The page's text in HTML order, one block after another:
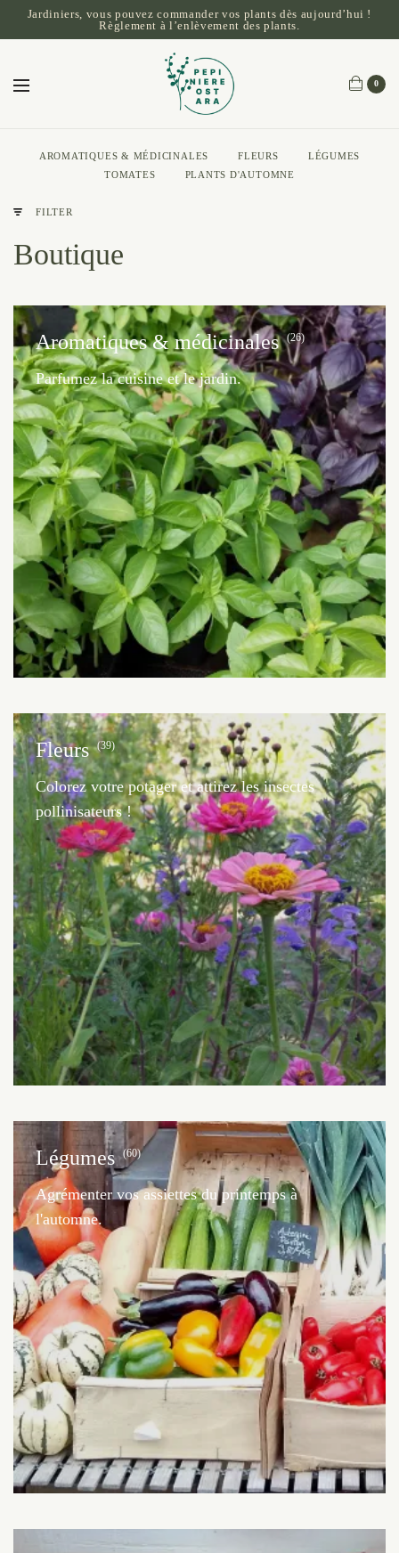
Jardiniers, vous pouvez commander vos plants dès aujourd’hui !
Règlement à l’enlèvement des plants.
0
FILTER
AROMATIQUES & MÉDICINALES FLEURS
LÉGUMES
TOMATES
PLANTS D'AUTOMNE
Boutique
Aromatiques & médicinales (26)
Parfumez la cuisine et le jardin.
Fleurs (39)
Colorez votre potager et attirez les insectes
pollinisateurs !
Légumes (60)
Agrémenter vos assiettes du printemps à
l'automne.